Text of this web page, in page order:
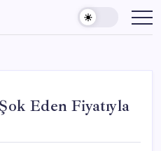
Eden Fiyatıyla